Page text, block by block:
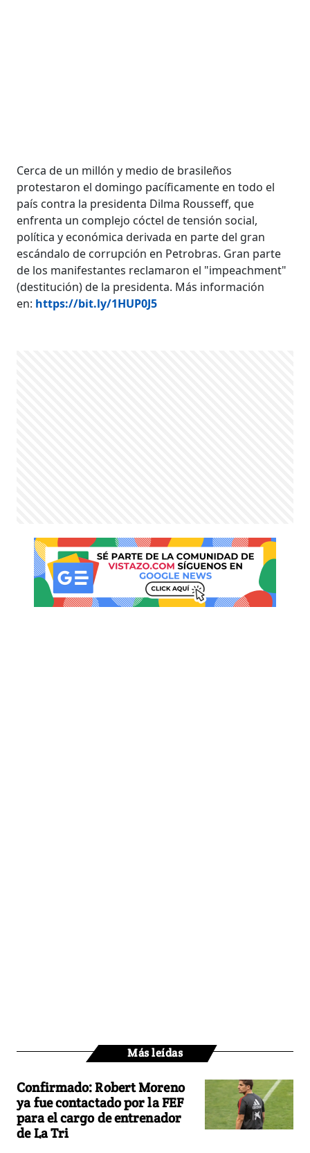
Cerca de un millón y medio de brasileños
protestaron el domingo pacíficamente en todo el
país contra la presidenta Dilma Rousseff, que
enfrenta un complejo cóctel de tensión social,
política y económica derivada en parte del gran
escándalo de corrupción en Petrobras. Gran parte
de los manifestantes reclamaron el "impeachment"
(destitución) de la presidenta. Más información
en: https://bit.ly/1HUP0J5
Más leídas
Confirmado: Robert Moreno
ya fue contactado por la FEF
para el cargo de entrenador
de La Tri